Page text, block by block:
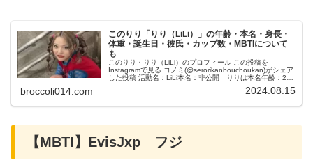
このりり「りり（LiLi）」の年齢・本名・身長・
体重・誕生日・彼氏・カップ数・MBTIについて
も
このりり・りり（LiLi）のプロフィール この投稿を
Instagramで見る コノミ(@serorikanbouchoukan)がシェア
した投稿 活動名：LiLi本名：非公開 りりは本名年齢：23
broccoli014.com 2024.08.15
【MBTI】EvisJxp フジ